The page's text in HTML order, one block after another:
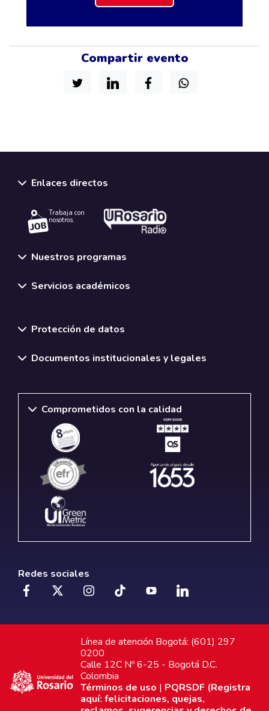
Compartir evento
Enlaces directos
Trabaja con
nosotros.
Nuestros programas
Servicios académicos
Protección de datos
Documentos institucionales y legales
Comprometidos con la calidad
Redes sociales
Línea de atención Bogotá: (601) 297
0200
Calle 12C Nº 6-25 - Bogotá D.C.
Colombia
Términos de uso | PQRSDF (Registra
aquí: felicitaciones, quejas,